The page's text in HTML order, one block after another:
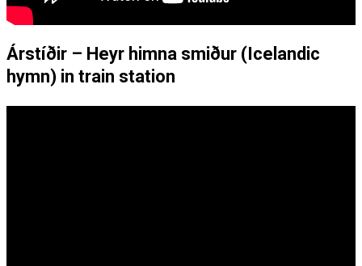
Árstíðir – Heyr himna smiður (Icelandic
hymn) in train station